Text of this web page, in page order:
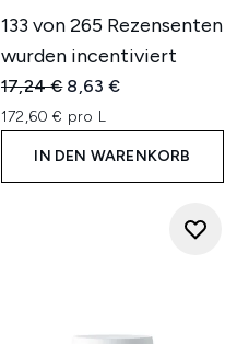
133 von 265 Rezensenten
wurden incentiviert
Unverbindliche
17,24 € Aktueller Preis:
8,63 €
172,60 € pro L
IN DEN WARENKORB